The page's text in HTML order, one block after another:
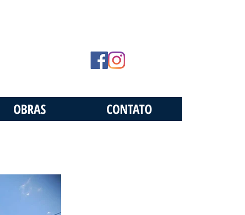
OBRAS CONTATO